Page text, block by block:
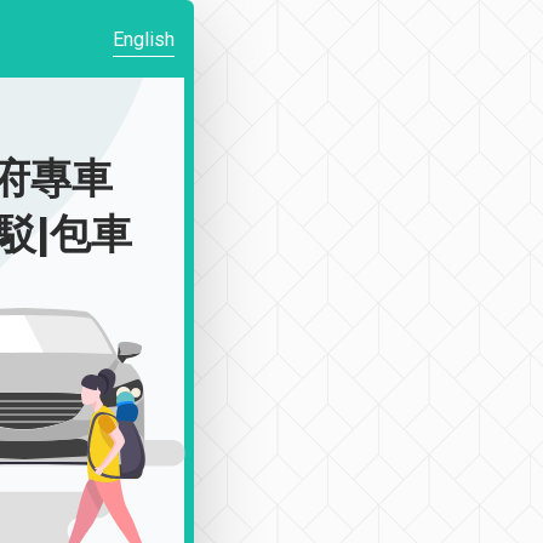
English
專車
|包車